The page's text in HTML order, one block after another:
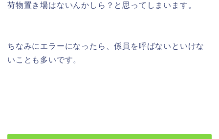
荷物置き場はないんかしら？と思ってしまいます。
ちなみにエラーになったら、係員を呼ばないといけな
いことも多いです。